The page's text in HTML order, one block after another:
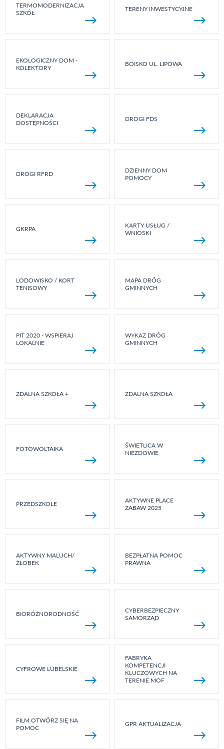
TERMOMODERNIZACJA
SZKÓŁ
TERENY INWESTYCYJNE
EKOLOGICZNY DOM -
KOLEKTORY
BOISKO UL. LIPOWA
DEKLARACJA
DOSTĘPNOŚCI
DROGI FDS
DROGI RFRD
DZIENNY DOM
POMOCY
GKRPA
KARTY USŁUG /
WNIOSKI
LODOWISKO / KORT
TENISOWY
MAPA DRÓG
GMINNYCH
PIT 2020 - WSPIERAJ
LOKALNIE
WYKAZ DRÓG
GMINNYCH
ZDALNA SZKOŁA + ZDALNA SZKOŁA
FOTOWOLTAIKA
ŚWIETLICA W
NIEZDOWIE
PRZEDSZKOLE
AKTYWNE PLACE
ZABAW 2025
AKTYWNY MALUCH/
ŻŁOBEK
BEZPŁATNA POMOC
PRAWNA
BIORÓŻNORODNOŚĆ
CYBERBEZPIECZNY
SAMORZĄD
CYFROWE LUBELSKIE
FABRYKA
KOMPETENCJI
KLUCZOWYCH NA
TERENIE MOF
FILM OTWÓRZ SIĘ NA
POMOC
GPR AKTUALIZACJA